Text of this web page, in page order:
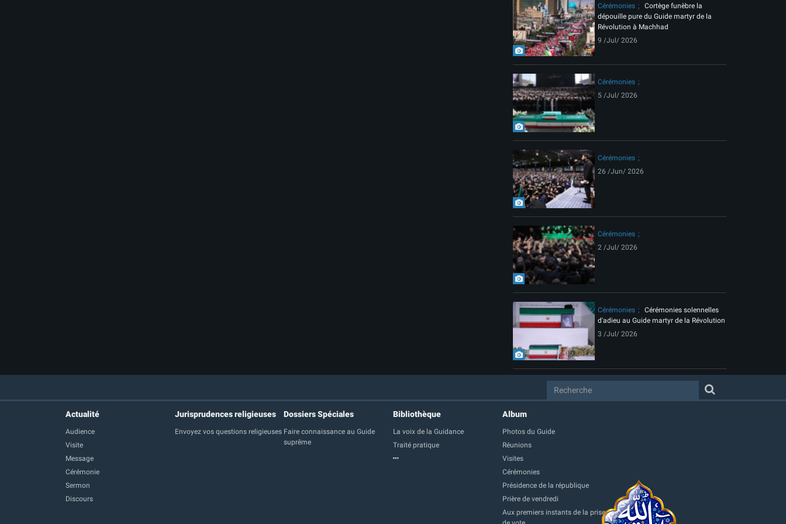
Cérémonies
Cortège funèbre la
dépouille pure du Guide martyr de la
Révolution à Machhad
9 /Jul/ 2026
Cérémonies
5 /Jul/ 2026
Cérémonies
26 /Jun/ 2026
Cérémonies
2 /Jul/ 2026
Cérémonies
Cérémonies solennelles
d'adieu au Guide martyr de la Révolution
3 /Jul/ 2026
Actualité
Audience
Visite
Message
Cérémonie
Sermon
Discours
Jurisprudences religieuses
Envoyez vos questions religieuses
Dossiers Spéciales
Faire connaissance au Guide
suprême
Bibliothèque
La voix de la Guidance
Traité pratique
Album
Photos du Guide
Réunions
Visites
Cérémonies
Présidence de la république
Prière de vendredi
Aux premiers instants de la prise